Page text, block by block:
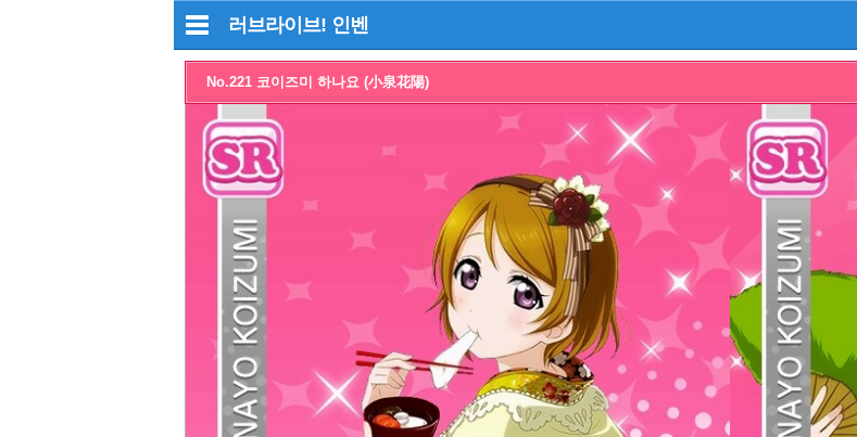
러브라이브! 인벤
No.221 코이즈미 하나요 (小泉花陽)